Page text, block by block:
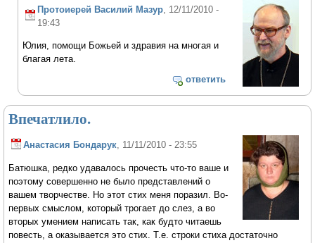
Протоиерей Василий Мазур , 12/11/2010 -
19:43
Юлия, помощи Божьей и здравия на многая и
благая лета.
ответить
Впечатлило.
Анастасия Бондарук, 11/11/2010 - 23:55
Батюшка, редко удавалось прочесть что-то ваше и
поэтому совершенно не было представлений о
вашем творчестве. Но этот стих меня поразил. Во-
первых смыслом, который трогает до слез, а во
вторых умением написать так, как будто читаешь
повесть, а оказывается это стих. Т.е. строки стиха достаточно